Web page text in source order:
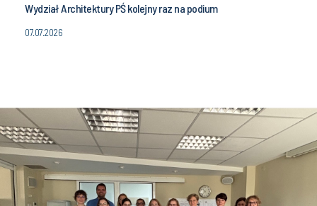
Wydział Architektury PŚ kolejny raz na podium
07.07.2026